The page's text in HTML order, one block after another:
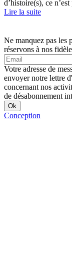
d’histoire(s), ce
Lire la suite
Ne manquez pas les
réservons à nos
Votre adresse de
envoyer notre lettre
concernant nos
de désabonnement
Conception